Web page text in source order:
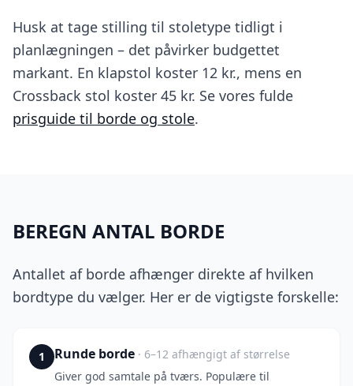
Husk at tage stilling til stoletype tidligt i
planlægningen – det påvirker budgettet
markant. En klapstol koster 12 kr., mens en
Crossback stol koster 45 kr. Se vores fulde
prisguide til borde og stole.
BEREGN ANTAL BORDE
Antallet af borde afhænger direkte af hvilken
bordtype du vælger. Her er de vigtigste forskelle:
1 Runde borde · 6–12 afhængigt af størrelse
Giver god samtale på tværs. Populære til